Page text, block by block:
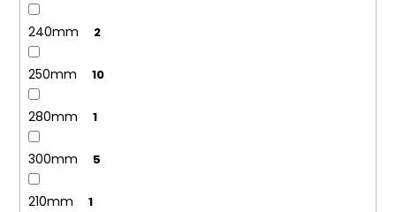
240mm 2
250mm 10
280mm 1
300mm 5
210mm 1